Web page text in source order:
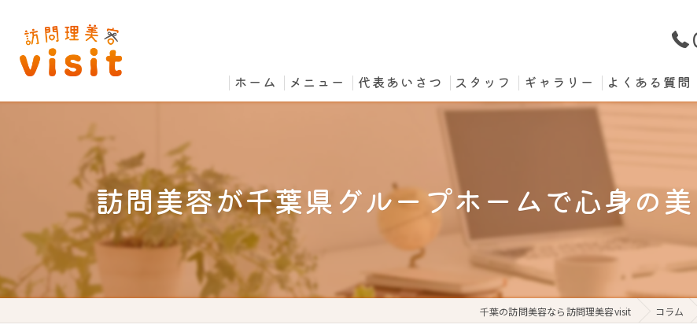
ホーム メニュー 代表あいさつ スタッフ ギャラリー よくある質問
訪問美容が千葉県グループホームで心身の
千葉の訪問美容なら訪問理美容visit コラム